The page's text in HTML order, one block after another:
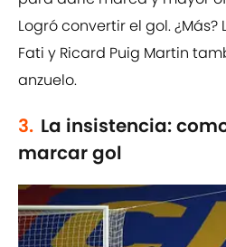
Logró convertir el gol. ¿Más?
Fati y Ricard Puig Martin
anzuelo.
3. La insistencia:
marcar gol